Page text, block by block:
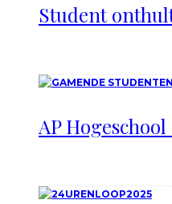
Student
AP